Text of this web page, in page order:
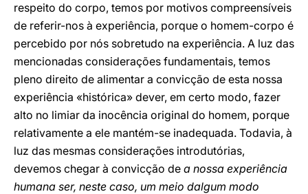
respeito do corpo, temos por motivos compreensíveis
de referir-nos à experiência, porque o homem-corpo é
percebido por nós sobretudo na experiência. A luz das
mencionadas considerações fundamentais, temos
pleno direito de alimentar a convicção de esta nossa
experiência «histórica» dever, em certo modo, fazer
alto no limiar da inocência original do homem, porque
relativamente a ele mantém-se inadequada. Todavia, à
luz das mesmas considerações introdutórias,
devemos chegar à convicção de a nossa experiência
humana ser, neste caso, um meio dalgum modo